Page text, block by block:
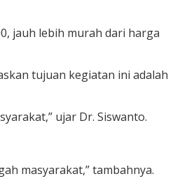
jauh lebih murah dari harga
tujuan kegiatan ini adalah
ujar Dr. Siswanto.
masyarakat,” tambahnya.